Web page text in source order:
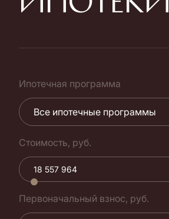
Ипотечная программа
Все ипотечные программы
Стоимость, руб.
Первоначальный взнос, руб.